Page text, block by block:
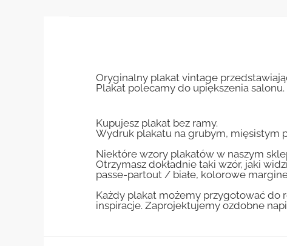
Oryginalny plakat vintage
Plakat polecamy do upiększenia salonu.
Kupujesz plakat bez ramy.
Wydruk plakatu na grubym, mięsistym
Niektóre wzory plakatów w naszym
Otrzymasz dokładnie taki wzór, jaki
passe-partout / białe, kolorowe
Każdy plakat możemy przygotować do
inspiracje. Zaprojektujemy ozdobne